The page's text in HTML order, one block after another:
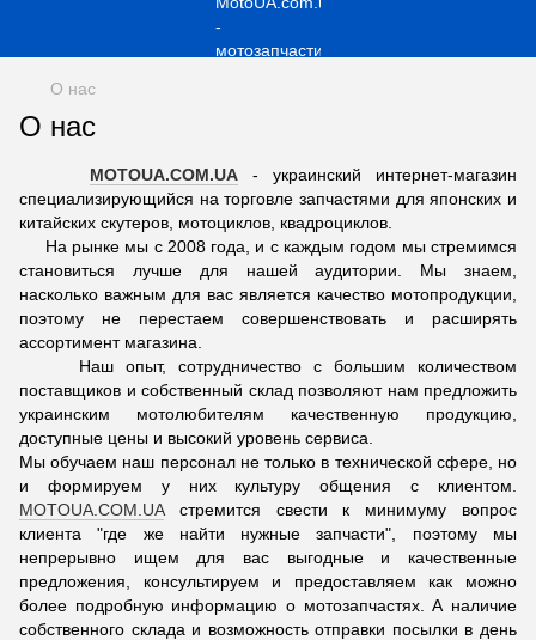
О нас
О нас
MOTOUA.COM.UA - украинский интернет-магазин
специализирующийся на торговле запчастями для японских и
китайских скутеров, мотоциклов, квадроциклов.
На рынке мы с 2008 года, и с каждым годом мы стремимся
становиться лучше для нашей аудитории. Мы знаем,
насколько важным для вас является качество мотопродукции,
поэтому не перестаем совершенствовать и расширять
ассортимент магазина.
Наш опыт, сотрудничество с большим количеством
поставщиков и собственный склад позволяют нам предложить
украинским мотолюбителям качественную продукцию,
доступные цены и высокий уровень сервиса.
Мы обучаем наш персонал не только в технической сфере, но
и формируем у них культуру общения с клиентом.
MOTOUA.COM.UAстремится свести к минимуму вопрос
клиента "где же найти нужные запчасти", поэтому мы
непрерывно ищем для вас выгодные и качественные
предложения, консультируем и предоставляем как можно
более подробную информацию о мотозапчастях. А наличие
собственного склада и возможность отправки посылки в день